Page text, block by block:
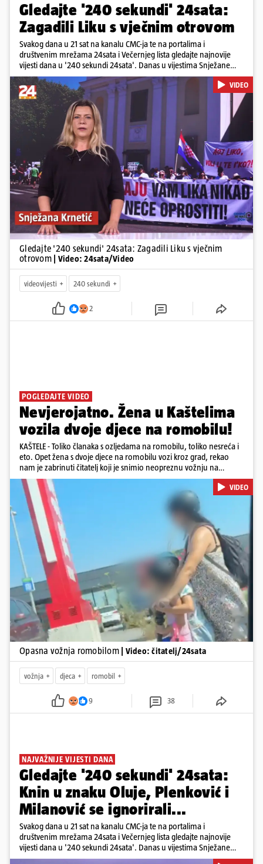
Gledajte '240 sekundi' 24sata:
Zagadili Liku s vječnim otrovom
Svakog dana u 21 sat na kanalu CMC-ja te na portalima i
društvenim mrežama 24sata i Večernjeg lista gledajte najnovije
vijesti dana u '240 sekundi 24sata'. Danas u vijestima Snježane
Krnetić: Lika teško zagađena s 37.000 tona opasnog otpada, Troje
poginulih u nesreći u Zagrebu, Uhićen načelnik Svetog Ivana
Žabna, Borba za život Denisa Vejzovića, Krajaču režu ovlasti: Slijedi
otkaz...
Pokretanje videa...
VIDEO
Gledajte '240 sekundi' 24sata: Zagadili Liku s vječnim
otrovom
| Video: 24sata/Video
videovijesti 240 sekundi
2
POGLEDAJTE VIDEO
Nevjerojatno. Žena u Kaštelima
vozila dvoje djece na romobilu!
KAŠTELE - Toliko članaka s ozljedama na romobilu, toliko nesreća i
eto. Opet žena s dvoje djece na romobilu vozi kroz grad, rekao
nam je zabrinuti čitatelj koji je snimio neopreznu vožnju na
romobilu u četvrtak prijepodne kroz Kaštele. Podsjetimo, mjesec i
pol od smrti dječaka (14) u Metkoviću, pad s električnog romobila
odnio je još jedan mladi život. Unatoč naporima liječnika KBC-a
Zagreb, u ponedjeljak maloljetnik je podlegao ozljedama
zadobivenima u padu s romobila.
Pokretanje videa...
VIDEO
Opasna vožnja romobilom | Video: čitatelj/24sata
vožnja djeca romobil
9 38
NAJVAŽNIJE VIJESTI DANA
Gledajte '240 sekundi' 24sata:
Knin u znaku Oluje, Plenković i
Milanović se ignorirali...
Svakog dana u 21 sat na kanalu CMC-ja te na portalima i
društvenim mrežama 24sata i Večernjeg lista gledajte najnovije
vijesti dana u '240 sekundi 24sata'. Danas u vijestima Snježane
Krnetić: Hrvatska je obilježila 31. obljetnicu Oluje, a pažnju je